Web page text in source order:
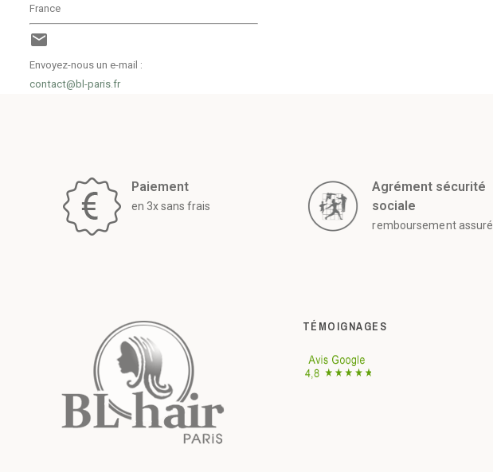
France

Envoyez-nous un e-mail :
contact@bl-paris.fr
Paiement
en 3x sans frais
Agrément sécurité
sociale
remboursement assuré
TÉMOIGNAGES